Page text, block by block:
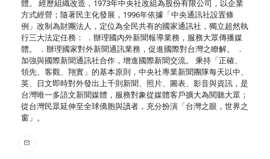
體。 經歷組織改造，1973年中央社改組為股份有限公司，以企業
方式經營；隨著民主化發展，1996年依據「中央通訊社設置條
例」改制為財團法人，定位為全民共有的國家通訊社，獨立超然執
行三大法定任務： ．辦理國內外新聞報導業務，服務大眾傳播媒
體。 ．辦理國家對外新聞通訊業務，促進國際對台灣之瞭解。 ．
加強與國際新聞通訊社合作，增進國際新聞交流。 秉持「正確、
領先、客觀、翔實」的基本原則，中央社專業新聞團隊每天以中、
英、日文即時對外發出上千則新聞、照片、圖表、影音與資訊，是
台灣唯一多語文新聞媒體，服務對象從媒體客戶擴大為閱聽大眾；
從台灣民眾延伸至全球僑胞與讀者，充分扮演「台灣之眼，世界之
窗」。